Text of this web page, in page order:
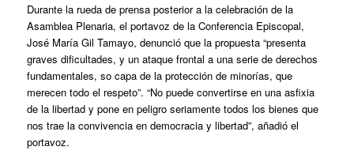
Durante la rueda de prensa posterior a la celebración de la
Asamblea Plenaria, el portavoz de la Conferencia Episcopal,
José María Gil Tamayo, denunció que la propuesta “presenta
graves dificultades, y un ataque frontal a una serie de derechos
fundamentales, so capa de la protección de minorías, que
merecen todo el respeto”. “No puede convertirse en una asfixia
de la libertad y pone en peligro seriamente todos los bienes que
nos trae la convivencia en democracia y libertad”, añadió el
portavoz.